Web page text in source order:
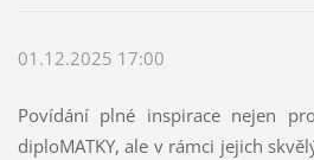
01.12.2025 17:00
Povídání plné inspirace nejen
diploMATKY, ale v rámci jejich